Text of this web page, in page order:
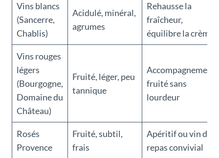
Vins blancs
(Sancerre,
Chablis)
Acidulé, minéral,
agrumes
Rehausse la
fraîcheur,
équilibre la crème
Vins rouges
légers
(Bourgogne,
Domaine du
Château)
Fruité, léger, peu
tannique
Accompagnement
fruité sans
lourdeur
Rosés
Provence
Fruité, subtil,
frais
Apéritif ou vin de
repas convivial